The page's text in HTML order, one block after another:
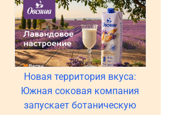
Новая территория вкуса:
Южная соковая компания
запускает ботаническую